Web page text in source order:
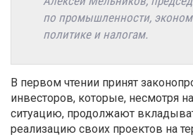
по промышленности,
политике и налогам.
В первом чтении принят
инвесторов, которые, несмотря
ситуацию, продолжают
реализацию своих проектов на